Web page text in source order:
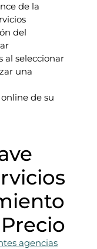
de la
del
al seleccionar
una
de su
agencias